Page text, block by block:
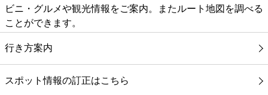
ビニ・グルメや観光情報をご案内。またルート地図を調べる
ことができます。
行き方案内
スポット情報の訂正はこちら